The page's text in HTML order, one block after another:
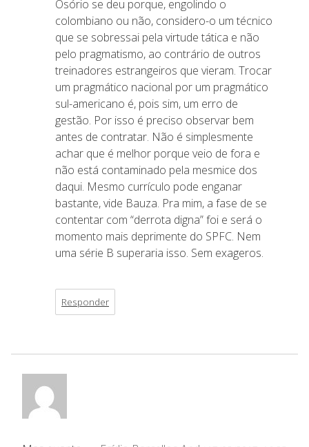
Osório se deu porque, engolindo o
colombiano ou não, considero-o um técnico
que se sobressai pela virtude tática e não
pelo pragmatismo, ao contrário de outros
treinadores estrangeiros que vieram. Trocar
um pragmático nacional por um pragmático
sul-americano é, pois sim, um erro de
gestão. Por isso é preciso observar bem
antes de contratar. Não é simplesmente
achar que é melhor porque veio de fora e
não está contaminado pela mesmice dos
daqui. Mesmo currículo pode enganar
bastante, vide Bauza. Pra mim, a fase de se
contentar com “derrota digna” foi e será o
momento mais deprimente do SPFC. Nem
uma série B superaria isso. Sem exageros.
Responder